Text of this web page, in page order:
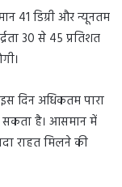
41 डिग्री और न्यूनतम
30 से 45 प्रतिशत
दिन अधिकतम पारा
सकता है। आसमान में
राहत मिलने की